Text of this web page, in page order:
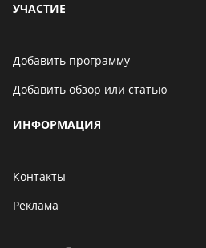
УЧАСТИЕ
Добавить программу
Добавить обзор или статью
ИНФОРМАЦИЯ
Контакты
Реклама